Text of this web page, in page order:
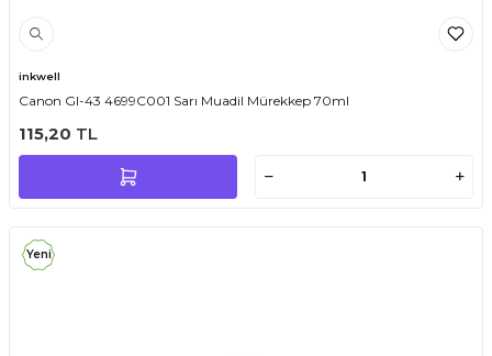
inkwell
Canon GI-43 4699C001 Sarı Muadil Mürekkep 70ml
115,20 TL
Yeni